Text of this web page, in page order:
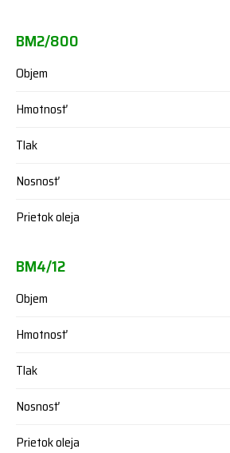
BM2/800
Objem
Hmotnosť
Tlak
Nosnosť
Prietok oleja
BM4/12
Objem
Hmotnosť
Tlak
Nosnosť
Prietok oleja